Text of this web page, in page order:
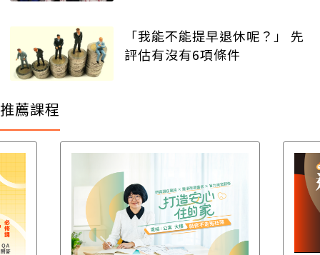
「我能不能提早退休呢？」 先
評估有沒有6項條件
推薦課程